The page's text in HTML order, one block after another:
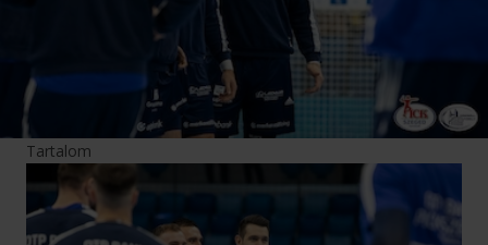
Tartalom